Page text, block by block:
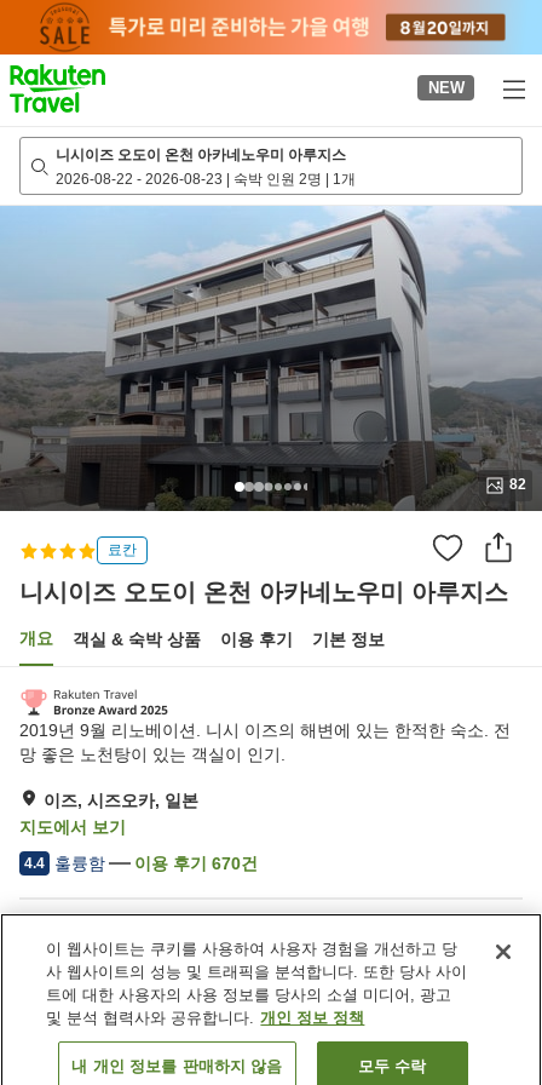
page
NEW
니시이즈 오도이 온천 아카네노우미 아루지스
2026-08-22 - 2026-08-23 | 숙박 인원 2명 | 1개
82
료칸
니시이즈 오도이 온천 아카네노우미 아루지스
개요 객실 & 숙박 상품 이용 후기 기본 정보
2019년 9월 리노베이션. 니시 이즈의 해변에 있는 한적한 숙소. 전
망 좋은 노천탕이 있는 객실이 인기.
이즈, 시즈오카, 일본
지도에서 보기
4.4 훌륭함 이용 후기 670건
주차장
스파 / 미용실
라운지
자동판매기
일본 시즈오카
이즈
니시이즈 오도이 온천 아카네노우미 아루지스
객실 보기
이 웹사이트는 쿠키를 사용하여 사용자 경험을 개선하고 당
사 웹사이트의 성능 및 트래픽을 분석합니다. 또한 당사 사이
트에 대한 사용자의 사용 정보를 당사의 소셜 미디어, 광고
및 분석 협력사와 공유합니다. 개인 정보 정책
내 개인 정보를 판매하지 않음 모두 수락